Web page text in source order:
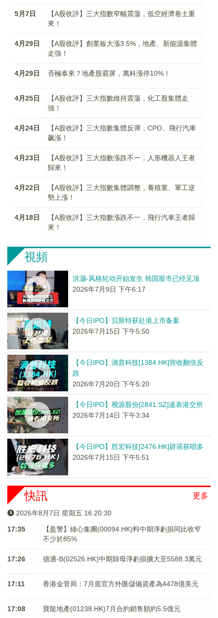
5月7日
【A股收評】三大指數窄幅震蕩，低空經濟卷土重
來！
4月29日
【A股收評】創業板大漲3.5%，地產、新能源集體
走強！
4月29日 否極泰來？地產股霸屏，萬科漲停10%！
4月25日
【A股收評】三大指數維持震蕩，化工股集體走
強！
4月24日
【A股收評】三大指數集體反彈，CPO、飛行汽車
飙漲！
4月23日
【A股收評】三大指數漲跌不一，人形機器人王者
歸來！
4月22日
【A股收評】三大指數集體調整，養殖業、軍工逆
勢上漲！
4月18日
【A股收評】三大指數漲跌不一，飛行汽車王者歸
來！
視頻
洪灏-风格轮动开始发生 韩国股市已经见顶
2026年7月9日 下午6:17
【今日IPO】贝斯特获赴港上市备案
2026年7月15日 下午5:50
【今日IPO】滴普科技[1384.HK]营收翻倍反
跌
2026年7月20日 下午5:20
【今日IPO】视源股份[2841.SZ]递表港交所
2026年7月14日 下午3:34
【今日IPO】胜宏科技[2476.HK]辟谣获唱多
2026年7月15日 下午5:51
更多
快訊
2026年8月7日 星期五 16:20:30
17:35
【盈警】綠心集團(00094.HK)料中期淨虧損同比收窄
不少於85%
17:26 德適-B(02526.HK)中期歸母淨虧損擴大至5588.3萬元
17:11 香港金管局：7月底官方外匯儲備資產為4478億美元
17:08 寶龍地產(01238.HK)7月合約銷售額約5.5億元